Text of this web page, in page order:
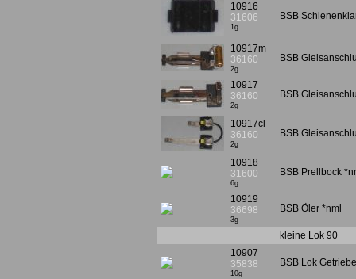
10916
31606
1g
BSB
10917m
36160
2g
BSB
10917
36160
2g
BSB
10917cl
36160
2g
BSB
10918
31600
6g
BSB Prellbock
10919
36698
3g
BSB Öler *nml
kleine Lok 90
10907
35838
10g
BSB Lok